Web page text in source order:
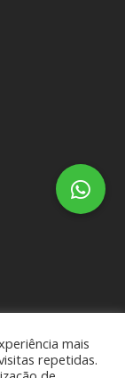
mais
repetidas.